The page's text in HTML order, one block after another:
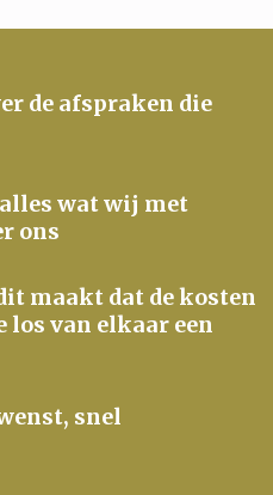
de afspraken die
wat wij met
ons
maakt dat de kosten
van elkaar een
snel